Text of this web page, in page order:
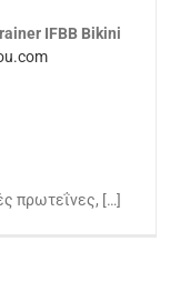
IFBB Bikini
πρωτεΐνες, […]